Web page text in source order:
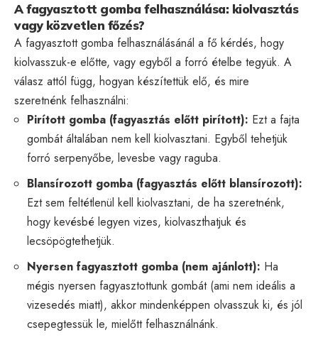
A fagyasztott gomba felhasználása: kiolvasztás
vagy közvetlen főzés?
A fagyasztott gomba felhasználásánál a fő kérdés, hogy
kiolvasszuk-e előtte, vagy egyből a forró ételbe tegyük. A
válasz attól függ, hogyan készítettük elő, és mire
szeretnénk felhasználni:
Pirított gomba (fagyasztás előtt pirított): Ezt a fajta
gombát általában nem kell kiolvasztani. Egyből tehetjük
forró serpenyőbe, levesbe vagy raguba.
Blansírozott gomba (fagyasztás előtt blansírozott):
Ezt sem feltétlenül kell kiolvasztani, de ha szeretnénk,
hogy kevésbé legyen vizes, kiolvaszthatjuk és
lecsöpögtethetjük.
Nyersen fagyasztott gomba (nem ajánlott): Ha
mégis nyersen fagyasztottunk gombát (ami nem ideális a
vizesedés miatt), akkor mindenképpen olvasszuk ki, és jól
csepegtessük le, mielőtt felhasználnánk.